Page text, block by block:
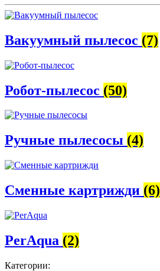
Вакуумный пылесос (7)
Робот-пылесос (50)
Ручные пылесосы (4)
Сменные картрижди (6)
PerAqua (2)
Категории: